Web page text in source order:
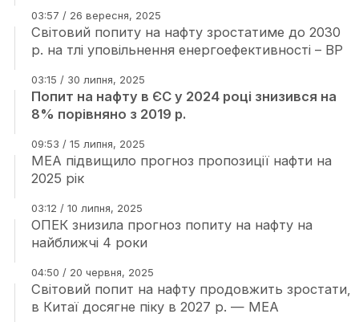
03:57 / 26 вересня, 2025
Світовий попиту на нафту зростатиме до 2030
р. на тлі уповільнення енергоефективності – BP
03:15 / 30 липня, 2025
Попит на нафту в ЄС у 2024 році знизився на
8% порівняно з 2019 р.
09:53 / 15 липня, 2025
МЕА підвищило прогноз пропозиції нафти на
2025 рік
03:12 / 10 липня, 2025
ОПЕК знизила прогноз попиту на нафту на
найближчі 4 роки
04:50 / 20 червня, 2025
Світовий попит на нафту продовжить зростати,
в Китаї досягне піку в 2027 р. — МЕА